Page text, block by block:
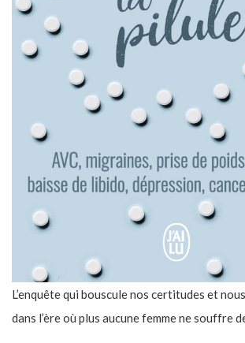
L’enquête qui bouscule nos certitudes et
dans l’ère où plus aucune femme ne souffre